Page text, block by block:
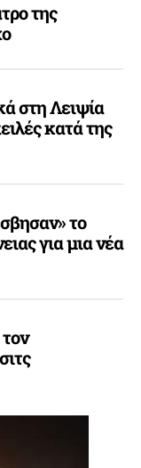
της
στη Λειψία
κατά της
το
για μια νέα